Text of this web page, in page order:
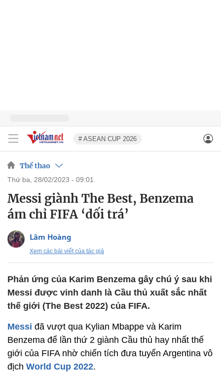
# ASEAN CUP 2026
Thể thao
thứ ba, 28/02/2023 - 09:01
Messi giành The Best, Benzema
ám chỉ FIFA ‘dối trá’
Lâm Hoàng
Xem các bài viết của tác giả
Phản ứng của Karim Benzema gây chú ý sau khi
Messi được vinh danh là Cầu thủ xuất sắc nhất
thế giới (The Best 2022) của FIFA.
Messi đã vượt qua Kylian Mbappe và Karim
Benzema để lần thứ 2 giành Cầu thủ hay nhất thế
giới của FIFA nhờ chiến tích đưa tuyển Argentina vô
địch World Cup 2022.